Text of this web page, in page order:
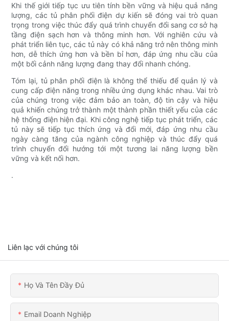
Khi thế giới tiếp tục ưu tiên tính bền vững và hiệu quả năng
lượng, các tủ phân phối điện dự kiến ​​sẽ đóng vai trò quan
trọng trong việc thúc đẩy quá trình chuyển đổi sang cơ sở hạ
tầng điện sạch hơn và thông minh hơn. Với nghiên cứu và
phát triển liên tục, các tủ này có khả năng trở nên thông minh
hơn, dễ thích ứng hơn và bền bỉ hơn, đáp ứng nhu cầu của
một bối cảnh năng lượng đang thay đổi nhanh chóng.
Tóm lại, tủ phân phối điện là không thể thiếu để quản lý và
cung cấp điện năng trong nhiều ứng dụng khác nhau. Vai trò
của chúng trong việc đảm bảo an toàn, độ tin cậy và hiệu
quả khiến chúng trở thành một thành phần thiết yếu của các
hệ thống điện hiện đại. Khi công nghệ tiếp tục phát triển, các
tủ này sẽ tiếp tục thích ứng và đổi mới, đáp ứng nhu cầu
ngày càng tăng của ngành công nghiệp và thúc đẩy quá
trình chuyển đổi hướng tới một tương lai năng lượng bền
vững và kết nối hơn.
.
Liên lạc với chúng tôi
Họ Và Tên Đầy Đủ
Email Doanh Nghiệp